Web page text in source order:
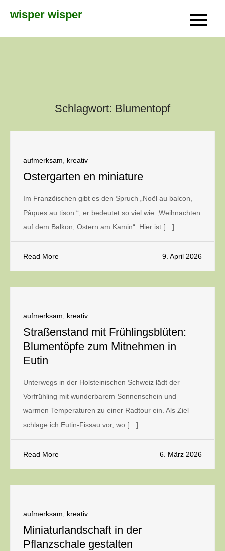
wisper wisper
Schlagwort: Blumentopf
aufmerksam kreativ
Ostergarten en miniature
Im Franzöischen gibt es den Spruch „Noël au balcon,
Pâques au tison.“, er bedeutet so viel wie „Weihnachten
auf dem Balkon, Ostern am Kamin“. Hier ist […]
Read More 9. April 2026
aufmerksam kreativ
Straßenstand mit Frühlingsblüten:
Blumentöpfe zum Mitnehmen in
Eutin
Unterwegs in der Holsteinischen Schweiz lädt der
Vorfrühling mit wunderbarem Sonnenschein und
warmen Temperaturen zu einer Radtour ein. Als Ziel
schlage ich Eutin-Fissau vor, wo […]
Read More 6. März 2026
aufmerksam kreativ
Miniaturlandschaft in der
Pflanzschale gestalten